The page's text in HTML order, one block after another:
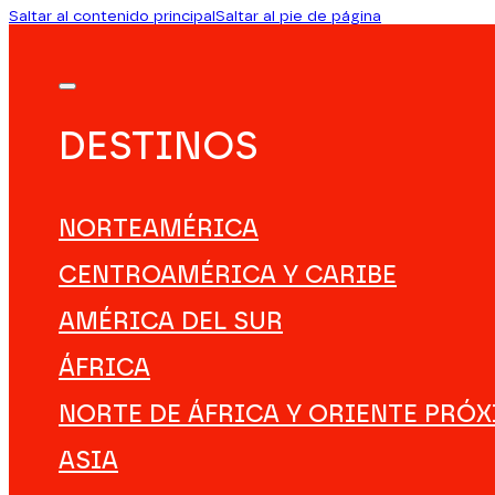
Saltar al contenido principal Saltar al pie de página
DESTINOS
NORTEAMÉRICA
CENTROAMÉRICA Y CARIBE
AMÉRICA DEL SUR
ÁFRICA
NORTE DE ÁFRICA Y ORIENTE
ASIA